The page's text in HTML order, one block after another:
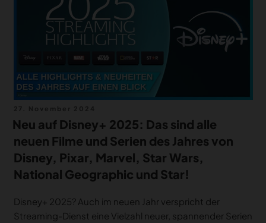
am
Neu auf Disney+ 2025: Das sind alle
neuen Filme und Serien des Jahres von
Disney, Pixar, Marvel, Star Wars,
National Geographic und Star!
Disney+ 2025? Auch im neuen Jahr verspricht der
Streaming-Dienst eine Vielzahl neuer, spannender Serien